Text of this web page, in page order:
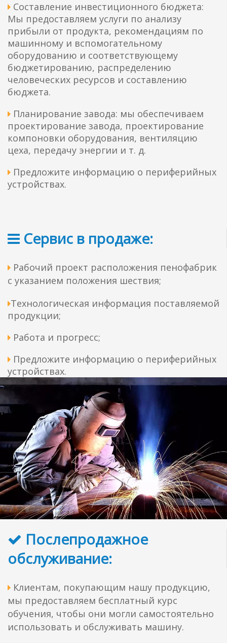
 Составление инвестиционного бюджета:
Мы предоставляем услуги по анализу
прибыли от продукта, рекомендациям по
машинному и вспомогательному
оборудованию и соответствующему
бюджетированию, распределению
человеческих ресурсов и составлению
бюджета.
 Планирование завода: мы обеспечиваем
проектирование завода, проектирование
компоновки оборудования, вентиляцию
цеха, передачу энергии и т. д.
 Предложите информацию о периферийных
устройствах.
 Сервис в продаже:
 Рабочий проект расположения пенофабрик
с указанием положения шествия;
Технологическая информация поставляемой
продукции;
 Работа и прогресс;
 Предложите информацию о периферийных
устройствах.
 Послепродажное
обслуживание:
 Клиентам, покупающим нашу продукцию,
мы предоставляем бесплатный курс
обучения, чтобы они могли самостоятельно
использовать и обслуживать машину.